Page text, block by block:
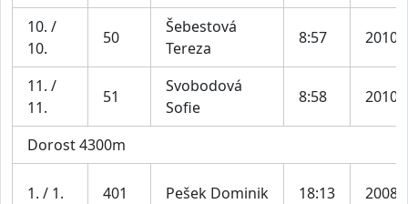
10. /
10.
50
Šebestová
Tereza
8:57 2010
11. /
11.
51
Svobodová
Sofie
8:58 2010
Dorost 4300m
1. / 1. 401 Pešek Dominik 18:13 2008